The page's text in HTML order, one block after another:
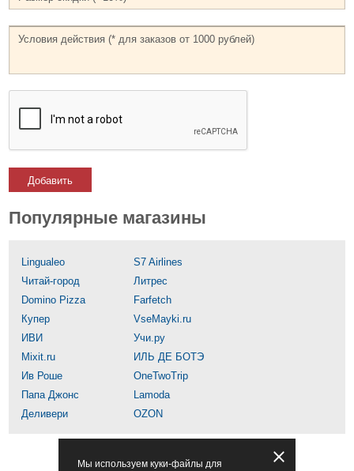
Добавить
Популярные магазины
Lingualeo
S7 Airlines
Читай-город
Литрес
Domino Pizza
Farfetch
Купер
VseMayki.ru
ИВИ
Учи.ру
Mixit.ru
ИЛЬ ДЕ БОТЭ
Ив Роше
OneTwoTrip
Папа Джонс
Lamoda
Деливери
OZON
Мы используем куки-файлы для